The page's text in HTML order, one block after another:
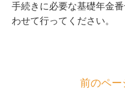
手続きに必要な基礎年金
わせて行ってください。
前のペー